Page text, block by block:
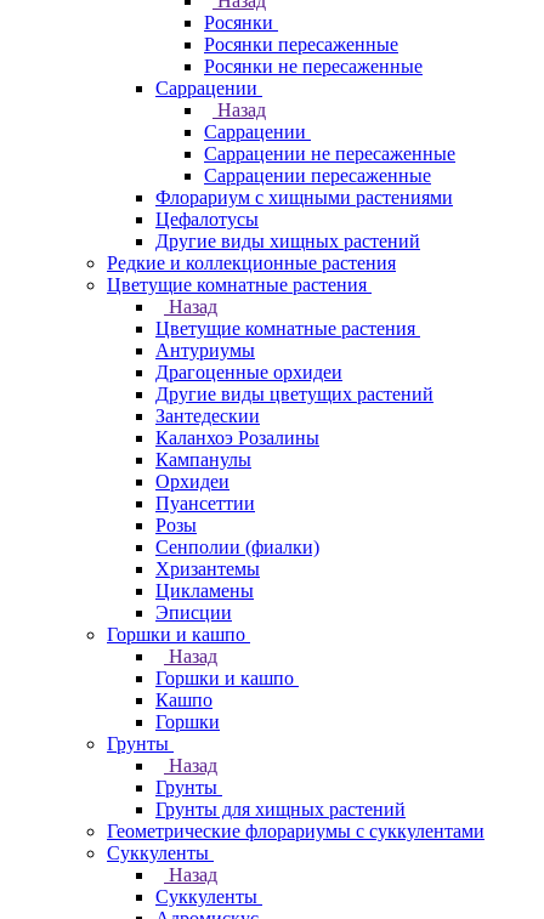
Росянки
Росянки пересаженные
Росянки не пересаженные
Саррацении
Назад
Саррацении
Саррацении не пересаженные
Саррацении пересаженные
Флорариум с хищными растениями
Цефалотусы
Другие виды хищных растений
Редкие и коллекционные растения
Цветущие комнатные растения
Назад
Цветущие комнатные растения
Антуриумы
Драгоценные орхидеи
Другие виды цветущих растений
Зантедескии
Каланхоэ Розалины
Кампанулы
Орхидеи
Пуансеттии
Розы
Сенполии (фиалки)
Хризантемы
Цикламены
Эписции
Горшки и кашпо
Назад
Горшки и кашпо
Кашпо
Горшки
Грунты
Назад
Грунты
Грунты для хищных растений
Геометрические флорариумы с суккулентами
Суккуленты
Назад
Суккуленты